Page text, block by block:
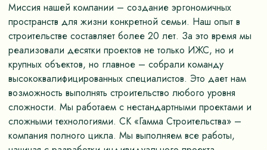
Миссия нашей компании – создание эргономичных
пространств для жизни конкретной семьи. Наш опыт в
строительстве составляет более 20 лет. За это время мы
реализовали десятки проектов не только ИЖС, но и
крупных объектов, но главное – собрали команду
высококвалифицированных специалистов. Это дает нам
возможность выполнять строительство любого уровня
сложности. Мы работаем с нестандартными проектами и
сложными технологиями. СК «Гамма Строительства» –
компания полного цикла. Мы выполняем все работы,